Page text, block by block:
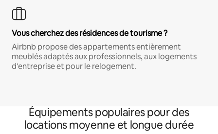
Vous cherchez des résidences de tourisme ?
Airbnb propose des appartements entièrement
meublés adaptés aux professionnels, aux logements
d'entreprise et pour le relogement.
Équipements populaires pour des
locations moyenne et longue durée